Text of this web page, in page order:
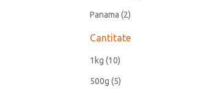
Panama (2)
Cantitate
1kg (10)
500g (5)